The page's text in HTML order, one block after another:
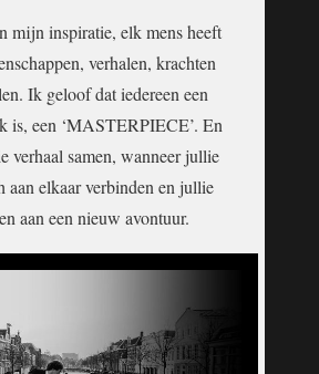
mijn inspiratie, elk mens heeft
verhalen, krachten
Ik geloof dat iedereen een
is, een ‘MASTERPIECE’. En
verhaal samen, wanneer jullie
aan elkaar verbinden en jullie
aan een nieuw avontuur.